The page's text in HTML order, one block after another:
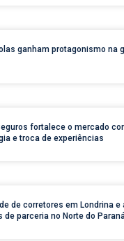
ganham protagonismo na
fortalece o mercado
e troca de experiências
de corretores em Londrina e
de parceria no Norte do